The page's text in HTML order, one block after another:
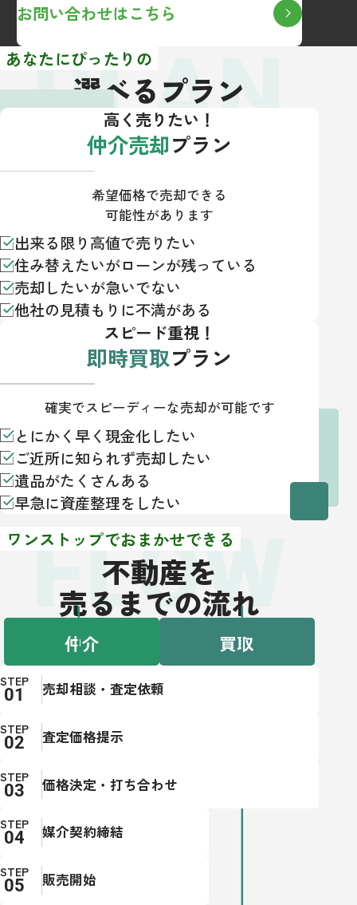
お問い合わせはこちら
あなたにぴったりの
選べるプラン
PLAN
高く売りたい！
仲介売却プラン
希望価格で売却できる
可能性があります
出来る限り高値で売りたい
住み替えたいがローンが残っている
売却したいが急いでない
他社の見積もりに不満がある
スピード重視！
即時買取プラン
確実でスピーディーな売却が可能です
とにかく早く現金化したい
ご近所に知られず売却したい
遺品がたくさんある
早急に資産整理をしたい
ワンストップでおまかせできる
不動産を
売るまでの流れ
FLOW
仲介 買取
STEP 売却相談・査定依頼
STEP 査定価格提示
STEP 価格決定・打ち合わせ
STEP 媒介契約締結
STEP 販売開始